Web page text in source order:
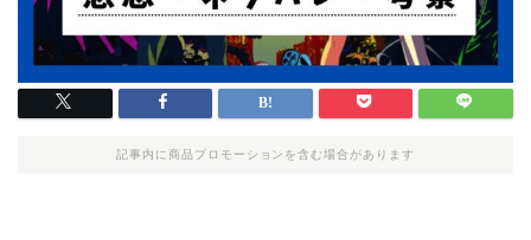
記事内に商品プロモーションを含む場合があります